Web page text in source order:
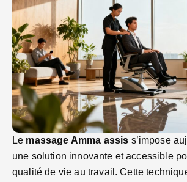
Le massage Amma assis s’impose
une solution innovante et accessible
qualité de vie au travail. Cette